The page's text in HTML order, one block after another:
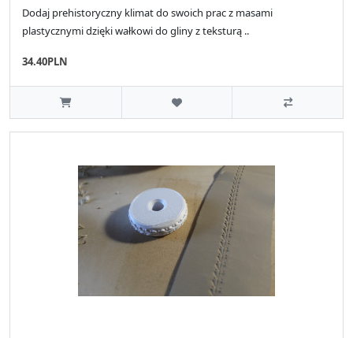
Dodaj prehistoryczny klimat do swoich prac z masami
plastycznymi dzięki wałkowi do gliny z teksturą ..
34.40PLN